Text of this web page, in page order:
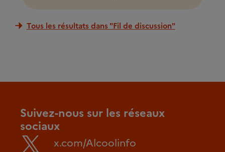
Tous les résultats dans "Fil de discussion"
Suivez-nous sur les réseaux
sociaux
x.com/Alcoolinfo